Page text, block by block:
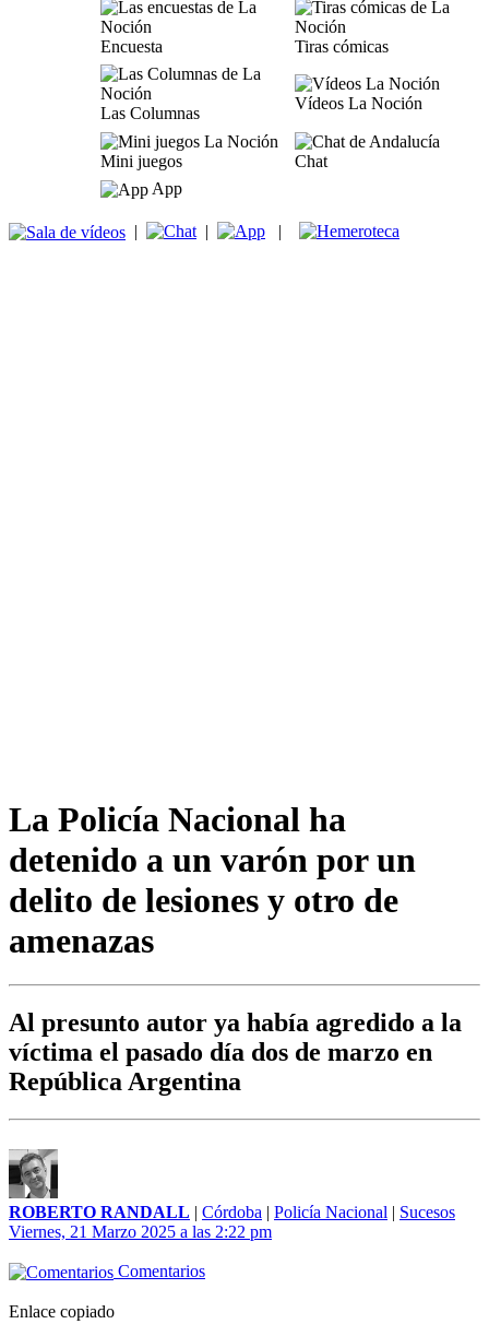
Encuesta Tiras cómicas
Las Columnas
Vídeos La Noción
Mini juegos
Chat
App
| | |
La Policía Nacional ha
detenido a un varón por un
delito de lesiones y otro de
amenazas
Al presunto autor ya había agredido a la
víctima el pasado día dos de marzo en
República Argentina
ROBERTO RANDALL | Córdoba | Policía Nacional | Sucesos
Viernes, 21 Marzo 2025 a las 2:22 pm
Comentarios
Enlace copiado